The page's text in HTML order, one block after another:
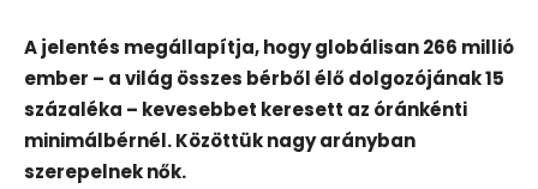
A jelentés megállapítja, hogy globálisan 266 millió
ember – a világ összes bérből élő dolgozójának 15
százaléka – kevesebbet keresett az óránkénti
minimálbérnél. Közöttük nagy arányban
szerepelnek nők.